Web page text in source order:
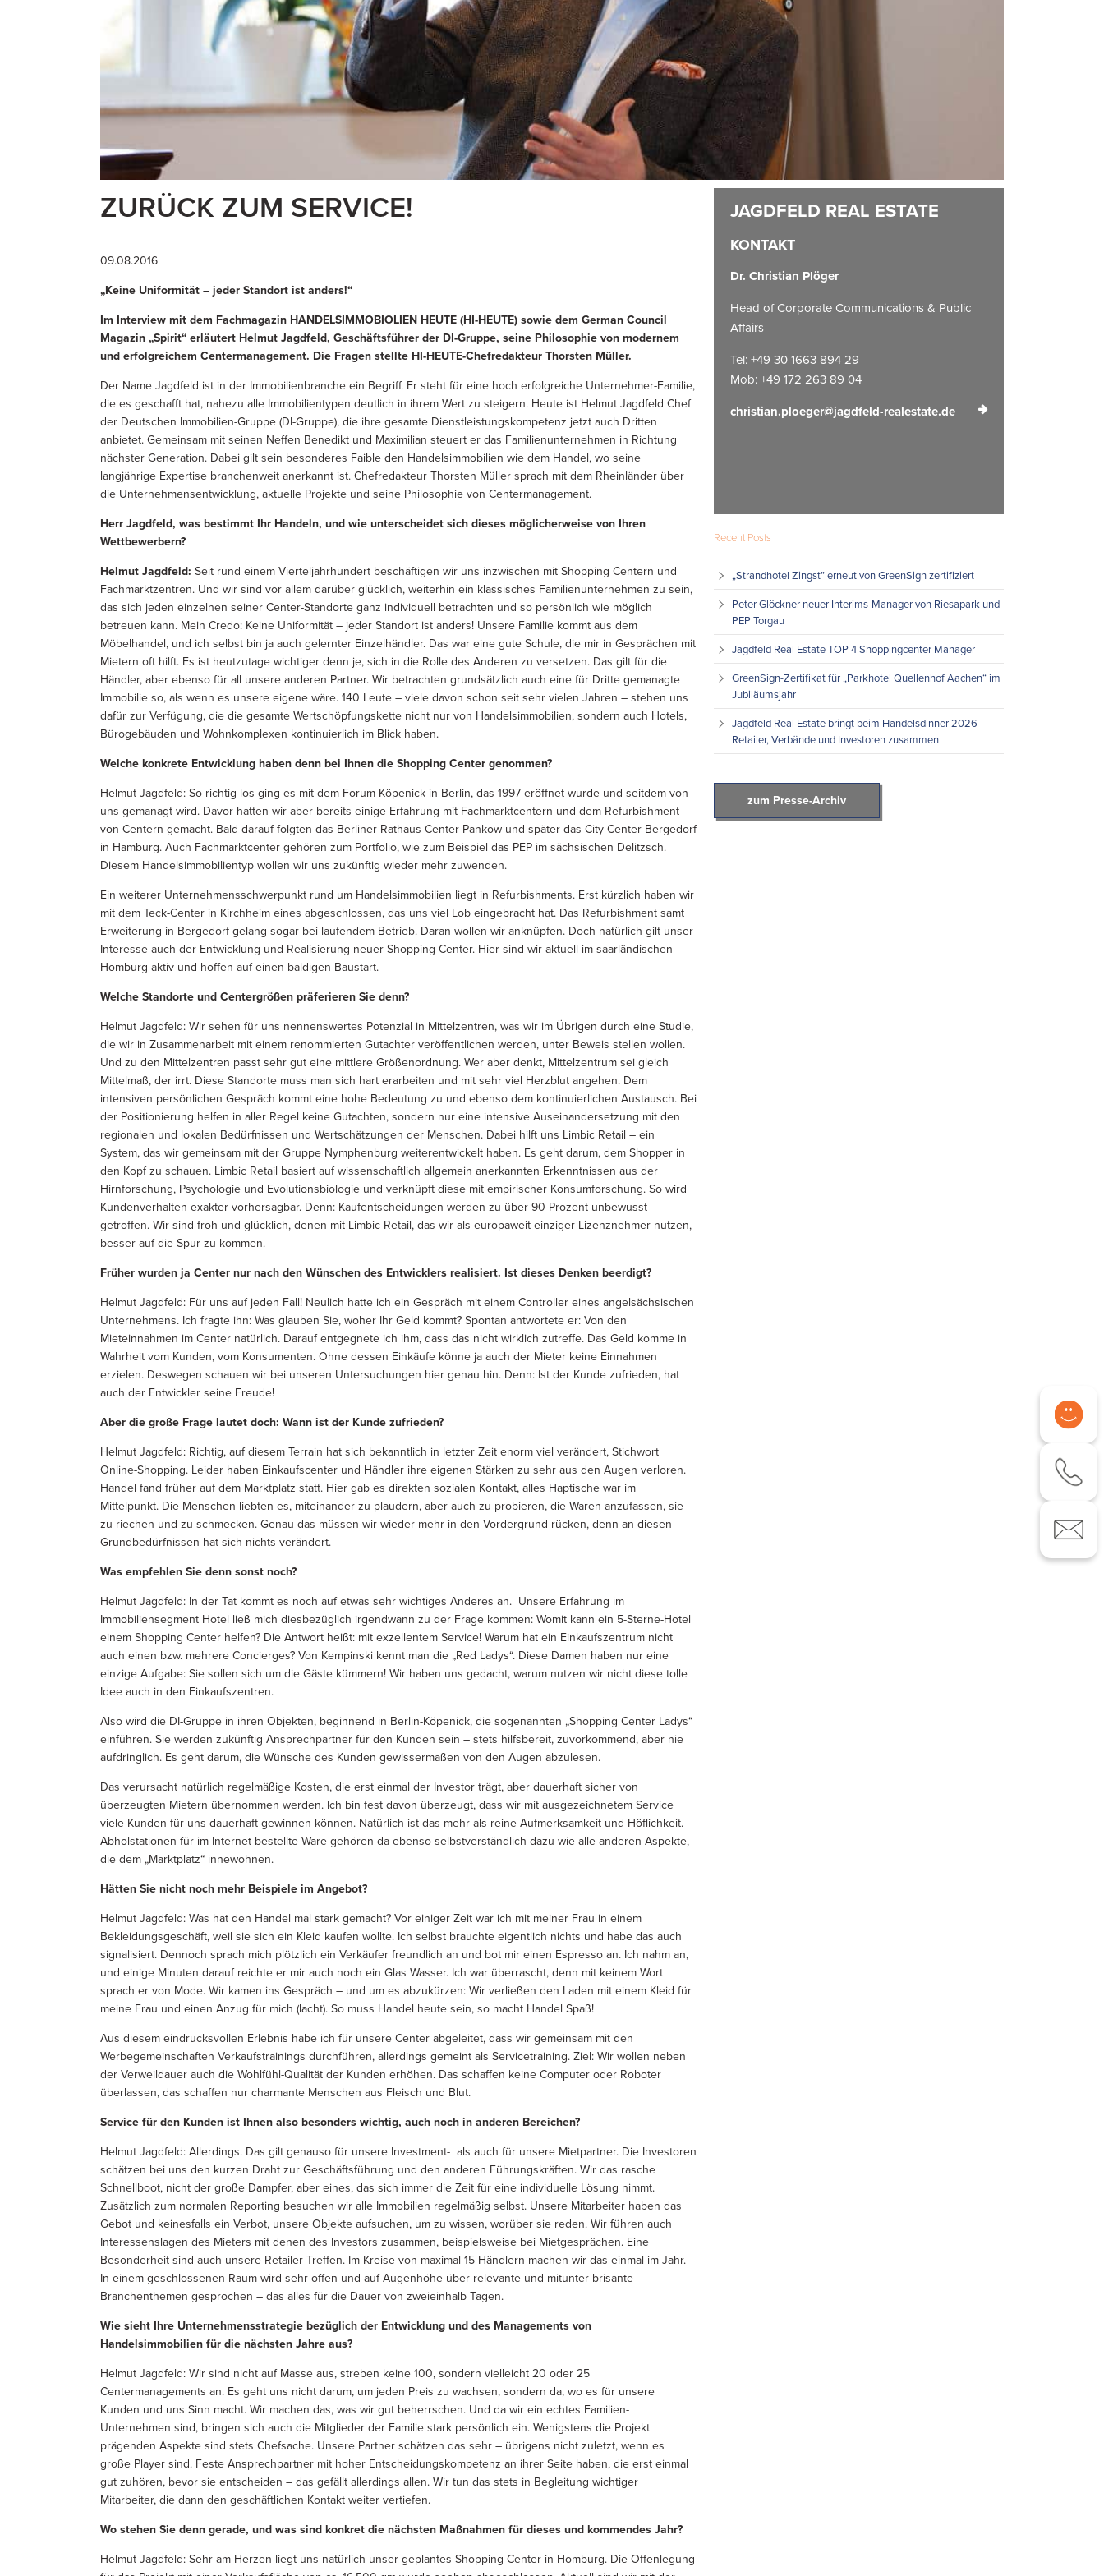
ZURÜCK ZUM SERVICE!
09.08.2016
„Keine Uniformität – jeder Standort ist anders!“
Im Interview mit dem Fachmagazin HANDELSIMMOBIOLIEN HEUTE (HI-HEUTE) sowie dem German Council
Magazin „Spirit“ erläutert Helmut Jagdfeld, Geschäftsführer der DI-Gruppe, seine Philosophie von modernem
und erfolgreichem Centermanagement. Die Fragen stellte HI-HEUTE-Chefredakteur Thorsten Müller.
Der Name Jagdfeld ist in der Immobilienbranche ein Begriff. Er steht für eine hoch erfolgreiche Unternehmer-Familie,
die es geschafft hat, nahezu alle Immobilientypen deutlich in ihrem Wert zu steigern. Heute ist Helmut Jagdfeld Chef
der Deutschen Immobilien-Gruppe (DI-Gruppe), die ihre gesamte Dienstleistungskompetenz jetzt auch Dritten
anbietet. Gemeinsam mit seinen Neffen Benedikt und Maximilian steuert er das Familienunternehmen in Richtung
nächster Generation. Dabei gilt sein besonderes Faible den Handelsimmobilien wie dem Handel, wo seine
langjährige Expertise branchenweit anerkannt ist. Chefredakteur Thorsten Müller sprach mit dem Rheinländer über
die Unternehmensentwicklung, aktuelle Projekte und seine Philosophie von Centermanagement.
Herr Jagdfeld, was bestimmt Ihr Handeln, und wie unterscheidet sich dieses möglicherweise von Ihren
Wettbewerbern?
Helmut Jagdfeld: Seit rund einem Vierteljahrhundert beschäftigen wir uns inzwischen mit Shopping Centern und
Fachmarktzentren. Und wir sind vor allem darüber glücklich, weiterhin ein klassisches Familienunternehmen zu sein,
das sich jeden einzelnen seiner Center-Standorte ganz individuell betrachten und so persönlich wie möglich
betreuen kann. Mein Credo: Keine Uniformität – jeder Standort ist anders! Unsere Familie kommt aus dem
Möbelhandel, und ich selbst bin ja auch gelernter Einzelhändler. Das war eine gute Schule, die mir in Gesprächen mit
Mietern oft hilft. Es ist heutzutage wichtiger denn je, sich in die Rolle des Anderen zu versetzen. Das gilt für die
Händler, aber ebenso für all unsere anderen Partner. Wir betrachten grundsätzlich auch eine für Dritte gemanagte
Immobilie so, als wenn es unsere eigene wäre. 140 Leute – viele davon schon seit sehr vielen Jahren – stehen uns
dafür zur Verfügung, die die gesamte Wertschöpfungskette nicht nur von Handelsimmobilien, sondern auch Hotels,
Bürogebäuden und Wohnkomplexen kontinuierlich im Blick haben.
Welche konkrete Entwicklung haben denn bei Ihnen die Shopping Center genommen?
Helmut Jagdfeld: So richtig los ging es mit dem Forum Köpenick in Berlin, das 1997 eröffnet wurde und seitdem von
uns gemanagt wird. Davor hatten wir aber bereits einige Erfahrung mit Fachmarktcentern und dem Refurbishment
von Centern gemacht. Bald darauf folgten das Berliner Rathaus-Center Pankow und später das City-Center Bergedorf
in Hamburg. Auch Fachmarktcenter gehören zum Portfolio, wie zum Beispiel das PEP im sächsischen Delitzsch.
Diesem Handelsimmobilientyp wollen wir uns zukünftig wieder mehr zuwenden.
Ein weiterer Unternehmensschwerpunkt rund um Handelsimmobilien liegt in Refurbishments. Erst kürzlich haben wir
mit dem Teck-Center in Kirchheim eines abgeschlossen, das uns viel Lob eingebracht hat. Das Refurbishment samt
Erweiterung in Bergedorf gelang sogar bei laufendem Betrieb. Daran wollen wir anknüpfen. Doch natürlich gilt unser
Interesse auch der Entwicklung und Realisierung neuer Shopping Center. Hier sind wir aktuell im saarländischen
Homburg aktiv und hoffen auf einen baldigen Baustart.
Welche Standorte und Centergrößen präferieren Sie denn?
Helmut Jagdfeld: Wir sehen für uns nennenswertes Potenzial in Mittelzentren, was wir im Übrigen durch eine Studie,
die wir in Zusammenarbeit mit einem renommierten Gutachter veröffentlichen werden, unter Beweis stellen wollen.
Und zu den Mittelzentren passt sehr gut eine mittlere Größenordnung. Wer aber denkt, Mittelzentrum sei gleich
Mittelmaß, der irrt. Diese Standorte muss man sich hart erarbeiten und mit sehr viel Herzblut angehen. Dem
intensiven persönlichen Gespräch kommt eine hohe Bedeutung zu und ebenso dem kontinuierlichen Austausch. Bei
der Positionierung helfen in aller Regel keine Gutachten, sondern nur eine intensive Auseinandersetzung mit den
regionalen und lokalen Bedürfnissen und Wertschätzungen der Menschen. Dabei hilft uns Limbic Retail – ein
System, das wir gemeinsam mit der Gruppe Nymphenburg weiterentwickelt haben. Es geht darum, dem Shopper in
den Kopf zu schauen. Limbic Retail basiert auf wissenschaftlich allgemein anerkannten Erkenntnissen aus der
Hirnforschung, Psychologie und Evolutionsbiologie und verknüpft diese mit empirischer Konsumforschung. So wird
Kundenverhalten exakter vorhersagbar. Denn: Kaufentscheidungen werden zu über 90 Prozent unbewusst
getroffen. Wir sind froh und glücklich, denen mit Limbic Retail, das wir als europaweit einziger Lizenznehmer nutzen,
besser auf die Spur zu kommen.
Früher wurden ja Center nur nach den Wünschen des Entwicklers realisiert. Ist dieses Denken beerdigt?
Helmut Jagdfeld: Für uns auf jeden Fall! Neulich hatte ich ein Gespräch mit einem Controller eines angelsächsischen
Unternehmens. Ich fragte ihn: Was glauben Sie, woher Ihr Geld kommt? Spontan antwortete er: Von den
Mieteinnahmen im Center natürlich. Darauf entgegnete ich ihm, dass das nicht wirklich zutreffe. Das Geld komme in
Wahrheit vom Kunden, vom Konsumenten. Ohne dessen Einkäufe könne ja auch der Mieter keine Einnahmen
erzielen. Deswegen schauen wir bei unseren Untersuchungen hier genau hin. Denn: Ist der Kunde zufrieden, hat
auch der Entwickler seine Freude!
Aber die große Frage lautet doch: Wann ist der Kunde zufrieden?
Helmut Jagdfeld: Richtig, auf diesem Terrain hat sich bekanntlich in letzter Zeit enorm viel verändert, Stichwort
Online-Shopping. Leider haben Einkaufscenter und Händler ihre eigenen Stärken zu sehr aus den Augen verloren.
Handel fand früher auf dem Marktplatz statt. Hier gab es direkten sozialen Kontakt, alles Haptische war im
Mittelpunkt. Die Menschen liebten es, miteinander zu plaudern, aber auch zu probieren, die Waren anzufassen, sie
zu riechen und zu schmecken. Genau das müssen wir wieder mehr in den Vordergrund rücken, denn an diesen
Grundbedürfnissen hat sich nichts verändert.
Was empfehlen Sie denn sonst noch?
Helmut Jagdfeld: In der Tat kommt es noch auf etwas sehr wichtiges Anderes an. Unsere Erfahrung im
Immobiliensegment Hotel ließ mich diesbezüglich irgendwann zu der Frage kommen: Womit kann ein 5-Sterne-Hotel
einem Shopping Center helfen? Die Antwort heißt: mit exzellentem Service! Warum hat ein Einkaufszentrum nicht
auch einen bzw. mehrere Concierges? Von Kempinski kennt man die „Red Ladys“. Diese Damen haben nur eine
einzige Aufgabe: Sie sollen sich um die Gäste kümmern! Wir haben uns gedacht, warum nutzen wir nicht diese tolle
Idee auch in den Einkaufszentren.
Also wird die DI-Gruppe in ihren Objekten, beginnend in Berlin-Köpenick, die sogenannten „Shopping Center Ladys“
einführen. Sie werden zukünftig Ansprechpartner für den Kunden sein – stets hilfsbereit, zuvorkommend, aber nie
aufdringlich. Es geht darum, die Wünsche des Kunden gewissermaßen von den Augen abzulesen.
Das verursacht natürlich regelmäßige Kosten, die erst einmal der Investor trägt, aber dauerhaft sicher von
überzeugten Mietern übernommen werden. Ich bin fest davon überzeugt, dass wir mit ausgezeichnetem Service
viele Kunden für uns dauerhaft gewinnen können. Natürlich ist das mehr als reine Aufmerksamkeit und Höflichkeit.
Abholstationen für im Internet bestellte Ware gehören da ebenso selbstverständlich dazu wie alle anderen Aspekte,
die dem „Marktplatz“ innewohnen.
Hätten Sie nicht noch mehr Beispiele im Angebot?
Helmut Jagdfeld: Was hat den Handel mal stark gemacht? Vor einiger Zeit war ich mit meiner Frau in einem
Bekleidungsgeschäft, weil sie sich ein Kleid kaufen wollte. Ich selbst brauchte eigentlich nichts und habe das auch
signalisiert. Dennoch sprach mich plötzlich ein Verkäufer freundlich an und bot mir einen Espresso an. Ich nahm an,
und einige Minuten darauf reichte er mir auch noch ein Glas Wasser. Ich war überrascht, denn mit keinem Wort
sprach er von Mode. Wir kamen ins Gespräch – und um es abzukürzen: Wir verließen den Laden mit einem Kleid für
meine Frau und einen Anzug für mich (lacht). So muss Handel heute sein, so macht Handel Spaß!
Aus diesem eindrucksvollen Erlebnis habe ich für unsere Center abgeleitet, dass wir gemeinsam mit den
Werbegemeinschaften Verkaufstrainings durchführen, allerdings gemeint als Servicetraining. Ziel: Wir wollen neben
der Verweildauer auch die Wohlfühl-Qualität der Kunden erhöhen. Das schaffen keine Computer oder Roboter
überlassen, das schaffen nur charmante Menschen aus Fleisch und Blut.
Service für den Kunden ist Ihnen also besonders wichtig, auch noch in anderen Bereichen?
Helmut Jagdfeld: Allerdings. Das gilt genauso für unsere Investment- als auch für unsere Mietpartner. Die Investoren
schätzen bei uns den kurzen Draht zur Geschäftsführung und den anderen Führungskräften. Wir das rasche
Schnellboot, nicht der große Dampfer, aber eines, das sich immer die Zeit für eine individuelle Lösung nimmt.
Zusätzlich zum normalen Reporting besuchen wir alle Immobilien regelmäßig selbst. Unsere Mitarbeiter haben das
Gebot und keinesfalls ein Verbot, unsere Objekte aufsuchen, um zu wissen, worüber sie reden. Wir führen auch
Interessenslagen des Mieters mit denen des Investors zusammen, beispielsweise bei Mietgesprächen. Eine
Besonderheit sind auch unsere Retailer-Treffen. Im Kreise von maximal 15 Händlern machen wir das einmal im Jahr.
In einem geschlossenen Raum wird sehr offen und auf Augenhöhe über relevante und mitunter brisante
Branchenthemen gesprochen – das alles für die Dauer von zweieinhalb Tagen.
Wie sieht Ihre Unternehmensstrategie bezüglich der Entwicklung und des Managements von
Handelsimmobilien für die nächsten Jahre aus?
Helmut Jagdfeld: Wir sind nicht auf Masse aus, streben keine 100, sondern vielleicht 20 oder 25
Centermanagements an. Es geht uns nicht darum, um jeden Preis zu wachsen, sondern da, wo es für unsere
Kunden und uns Sinn macht. Wir machen das, was wir gut beherrschen. Und da wir ein echtes Familien-
Unternehmen sind, bringen sich auch die Mitglieder der Familie stark persönlich ein. Wenigstens die Projekt
prägenden Aspekte sind stets Chefsache. Unsere Partner schätzen das sehr – übrigens nicht zuletzt, wenn es
große Player sind. Feste Ansprechpartner mit hoher Entscheidungskompetenz an ihrer Seite haben, die erst einmal
gut zuhören, bevor sie entscheiden – das gefällt allerdings allen. Wir tun das stets in Begleitung wichtiger
Mitarbeiter, die dann den geschäftlichen Kontakt weiter vertiefen.
Wo stehen Sie denn gerade, und was sind konkret die nächsten Maßnahmen für dieses und kommendes Jahr?
Helmut Jagdfeld: Sehr am Herzen liegt uns natürlich unser geplantes Shopping Center in Homburg. Die Offenlegung
KONTAKT
Dr. Christian Plöger
Head of Corporate Communications & Public
Affairs
Tel: +49 30 1663 894 29
Mob: +49 172 263 89 04
christian.ploeger@jagdfeld-realestate.de
Recent Posts
„Strandhotel Zingst” erneut von GreenSign zertifiziert
Peter Glöckner neuer Interims-Manager von Riesapark und
PEP Torgau
Jagdfeld Real Estate TOP 4 Shoppingcenter Manager
GreenSign-Zertifikat für „Parkhotel Quellenhof Aachen“ im
Jubiläumsjahr
Jagdfeld Real Estate bringt beim Handelsdinner 2026
Retailer, Verbände und Investoren zusammen
zum Presse-Archiv